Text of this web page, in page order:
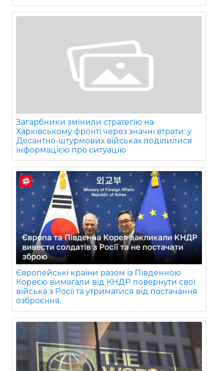
Загарбники змінили стратегію на
Харківському фронті через значні втрати: у
Десантно-штурмових військах поділилися
інформацією про ситуацію
Європейські країни разом із Південною
Кореєю вимагали від КНДР повернути свої
війська з Росії та утриматися від постачання
озброєння.